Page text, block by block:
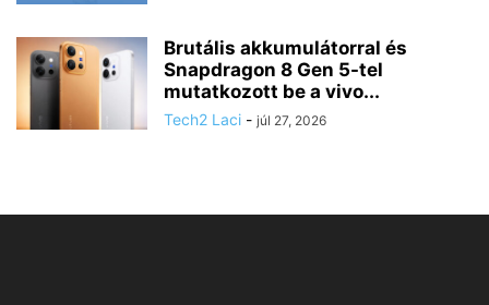
Brutális akkumulátorral és
Snapdragon 8 Gen 5-tel
mutatkozott be a vivo...
Tech2 Laci - júl 27, 2026